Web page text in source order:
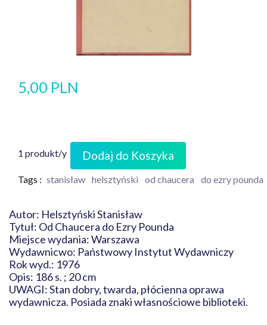
5,00 PLN
1 produkt/y Dodaj do Koszyka
Tags : stanisław helsztyński od chaucera do ezry pounda
Autor: Helsztyński Stanisław
Tytuł: Od Chaucera do Ezry Pounda
Miejsce wydania: Warszawa
Wydawnicwo: Państwowy Instytut Wydawniczy
Rok wyd.: 1976
Opis: 186 s. ; 20 cm
UWAGI: Stan dobry, twarda, płócienna oprawa
wydawnicza. Posiada znaki własnościowe biblioteki.